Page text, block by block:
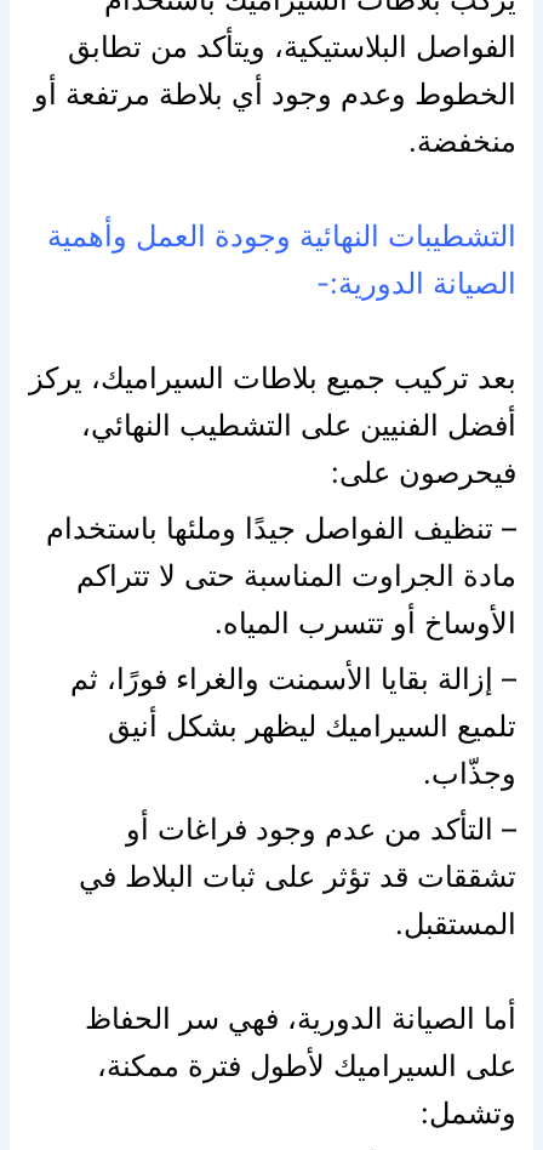
الفواصل البلاستيكية، ويتأكد من تطابق
الخطوط وعدم وجود أي بلاطة مرتفعة أو
منخفضة.
التشطيبات النهائية وجودة العمل وأهمية
الصيانة الدورية:-
بعد تركيب جميع بلاطات السيراميك، يركز
أفضل الفنيين على التشطيب النهائي،
فيحرصون على:
– تنظيف الفواصل جيدًا وملئها باستخدام
مادة الجراوت المناسبة حتى لا تتراكم
الأوساخ أو تتسرب المياه.
– إزالة بقايا الأسمنت والغراء فورًا، ثم
تلميع السيراميك ليظهر بشكل أنيق
وجذّاب.
– التأكد من عدم وجود فراغات أو
تشققات قد تؤثر على ثبات البلاط في
المستقبل.
أما الصيانة الدورية، فهي سر الحفاظ
على السيراميك لأطول فترة ممكنة،
وتشمل: